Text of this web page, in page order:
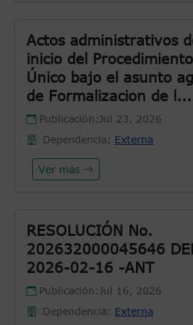
Actos administrativos
inicio del Procedimiento
Único bajo el asunto
de Formalizacion de l...
Publicación: Jul 23, 2026
Dependencia: Externa
Ver más
RESOLUCIÓN No.
202632000045646
2026-02-16 -ANT
Publicación: Jul 16, 2026
Dependencia: Externa